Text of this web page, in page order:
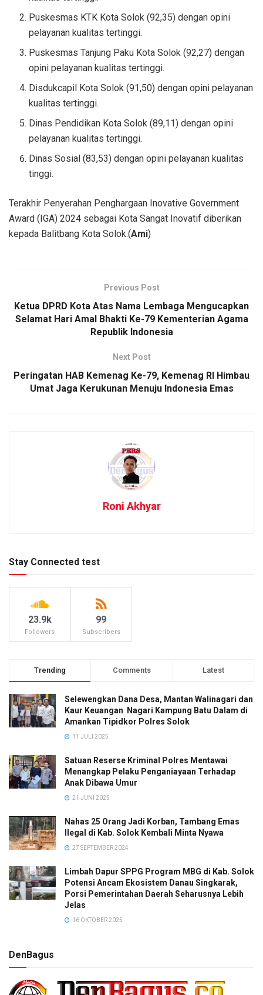
Puskesmas KTK Kota Solok (92,35) dengan opini
pelayanan kualitas tertinggi.
Puskesmas Tanjung Paku Kota Solok (92,27) dengan
opini pelayanan kualitas tertinggi.
Disdukcapil Kota Solok (91,50) dengan opini pelayanan
kualitas tertinggi.
Dinas Pendidikan Kota Solok (89,11) dengan opini
pelayanan kualitas tertinggi.
Dinas Sosial (83,53) dengan opini pelayanan kualitas
tinggi.
Terakhir Penyerahan Penghargaan Inovative Government
Award (IGA) 2024 sebagai Kota Sangat Inovatif diberikan
kepada Balitbang Kota Solok.(Ami)
Previous Post
Ketua DPRD Kota Atas Nama Lembaga Mengucapkan
Selamat Hari Amal Bhakti Ke-79 Kementerian Agama
Republik Indonesia
Next Post
Peringatan HAB Kemenag Ke-79, Kemenag RI Himbau
Umat Jaga Kerukunan Menuju Indonesia Emas
Roni Akhyar
Stay Connected test
23.9k
Followers
99
Subscribers
Trending Comments Latest
Selewengkan Dana Desa, Mantan Walinagari dan
Kaur Keuangan Nagari Kampung Batu Dalam di
Amankan Tipidkor Polres Solok
11 JULI 2025
Satuan Reserse Kriminal Polres Mentawai
Menangkap Pelaku Penganiayaan Terhadap
Anak Dibawa Umur
21 JUNI 2025
Nahas 25 Orang Jadi Korban, Tambang Emas
Ilegal di Kab. Solok Kembali Minta Nyawa
27 SEPTEMBER 2024
Limbah Dapur SPPG Program MBG di Kab. Solok
Potensi Ancam Ekosistem Danau Singkarak,
Porsi Pemerintahan Daerah Seharusnya Lebih
Jelas
16 OKTOBER 2025
DenBagus